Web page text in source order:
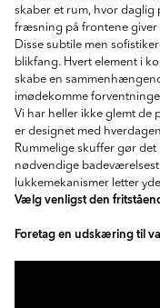
skaber et rum, hvor daglig
fræsning på frontene giver
Disse subtile men
blikfang. Hvert element i
skabe en
imødekomme
Vi har heller ikke glemt de
er designet med
Rummelige skuffer gør
nødvendige
lukkemekanismer letter
Vælg venligst den
Foretag en udskæring til